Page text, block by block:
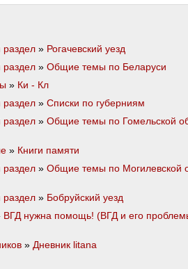
раздел » Рогачевский уезд
раздел » Общие темы по Беларуси
» Ки - Кл
раздел » Списки по губерниям
раздел » Общие темы по Гомельской
» Книги памяти
раздел » Общие темы по Могилевской
раздел » Бобруйский уезд
ВГД нужна помощь! (ВГД и его
» Дневник litana